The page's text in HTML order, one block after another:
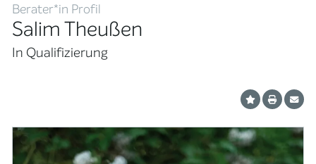
Berater*in Profil
Salim Theußen
In Qualifizierung